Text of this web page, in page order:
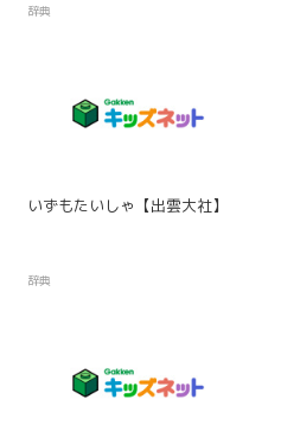
辞典
いずもたいしゃ【出雲大社】
辞典